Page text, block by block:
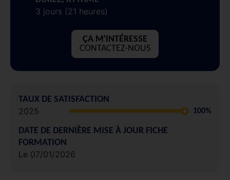
3 jours (21 heures)
ÇA M'INTÉRESSE
CONTACTEZ-NOUS
TAUX DE SATISFACTION
2025 100%
DATE DE DERNIÈRE MISE À JOUR FICHE
FORMATION
Le 07/01/2026